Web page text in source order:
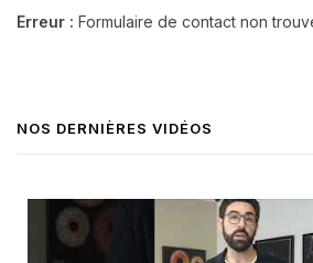
Erreur : Formulaire de contact non
NOS DERNIÈRES VIDÉOS